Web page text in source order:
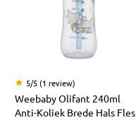
5/5 (1 review)
Weebaby Olifant 240ml
Anti-Koliek Brede Hals Fles